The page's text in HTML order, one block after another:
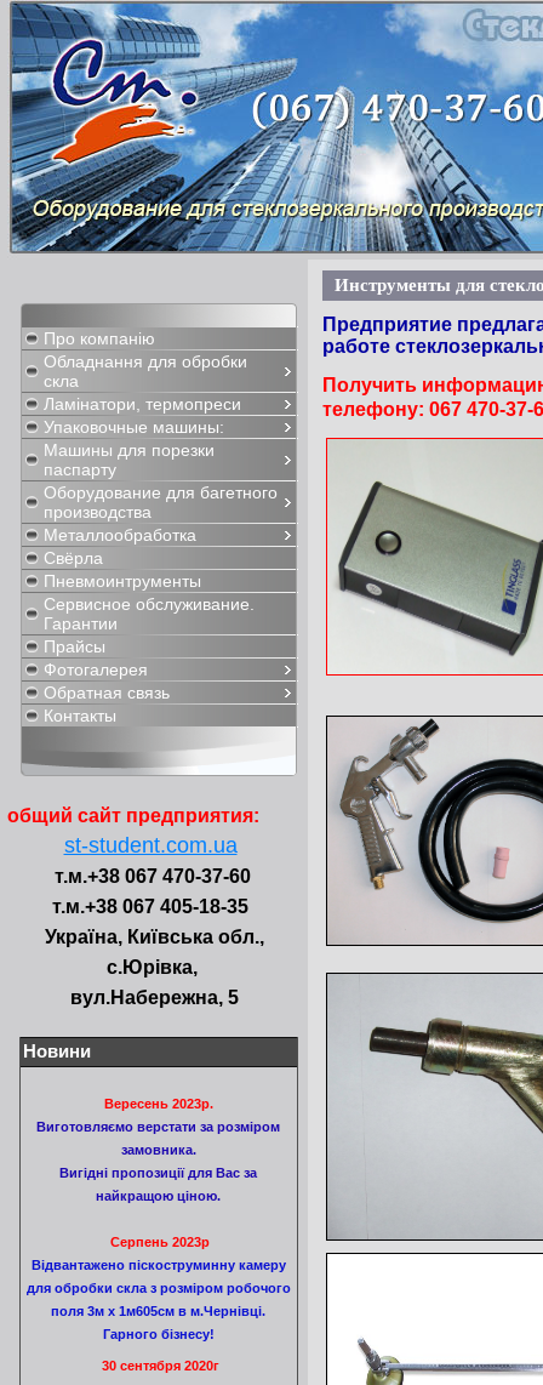
Про компанію
Обладнання для обробки
скла
Ламінатори, термопреси
Упаковочные машины:
Машины для порезки
паспарту
Оборудование для багетного
производства
Металлообработка
Свёрла
Пневмоинтрументы
Сервисное обслуживание.
Гарантии
Прайсы
Фотогалерея
Обратная связь
Контакты
общий сайт предприятия:
st-student.com.ua
т.м.+38 067 470-37-60
т.м.+38 067 405-18-35
Україна, Київська обл.,
с.Юрівка,
вул.Набережна, 5
Новини
Вересень 2023р.
Виготовляємо верстати за розміром
замовника.
Вигідні пропозиції для Вас за
найкращою ціною.
Серпень 2023р
Відвантажено піскоструминну камеру
для обробки скла з розміром робочого
поля 3м х 1м605см в м.Чернівці.
Гарного бізнесу!
30 сентября 2020г
Инструменты для
Предприятие
работе
Получить
телефону: 067 470-37-